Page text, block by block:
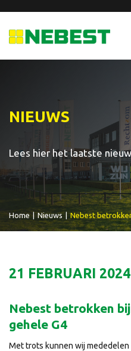
NIEUWS
Lees hier het laatste
Home Nieuws Nebest
21 FEBRUARI 2024
Nebest betrokken
gehele G4
Met trots kunnen wij mededelen